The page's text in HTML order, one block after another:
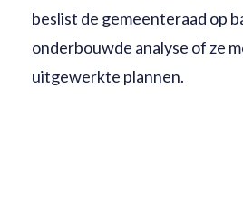
beslist de gemeenteraad op
onderbouwde analyse of ze
uitgewerkte plannen.